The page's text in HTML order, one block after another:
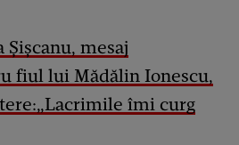
Șișcanu, mesaj
fiul lui Mădălin Ionescu,
îmi curg